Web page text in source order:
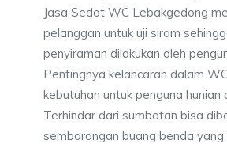
Jasa Sedot WC Lebakgedong
pelanggan untuk uji siram
penyiraman dilakukan oleh
Pentingnya kelancaran dalam
kebutuhan untuk penguna hunian
Terhindar dari sumbatan bisa
sembarangan buang benda